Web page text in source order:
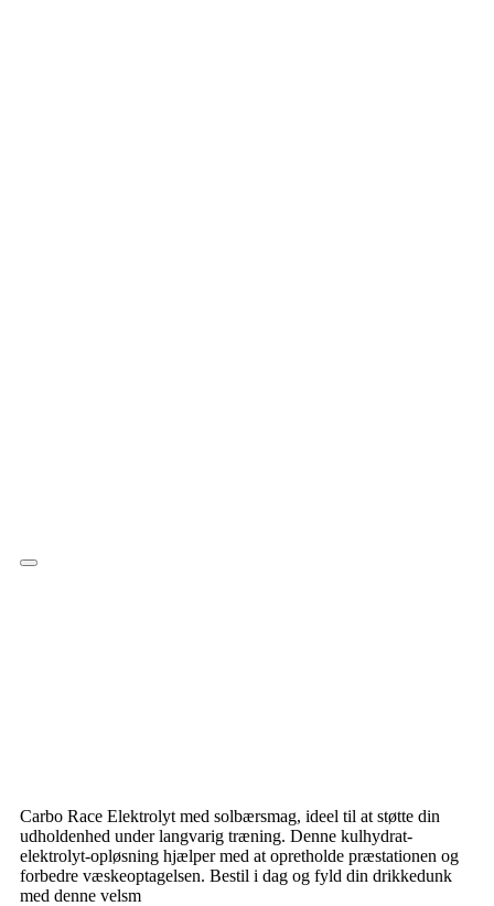
Hamburger Toggle Menu
Carbo Race Elektrolyt med solbærsmag, ideel til at støtte din
udholdenhed under langvarig træning. Denne kulhydrat-
elektrolyt-opløsning hjælper med at opretholde præstationen og
forbedre væskeoptagelsen. Bestil i dag og fyld din drikkedunk
med denne velsm